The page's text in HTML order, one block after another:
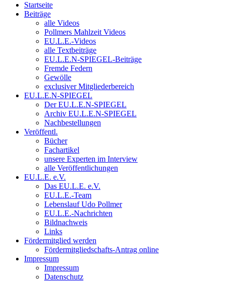
Startseite
Beiträge
alle Videos
Pollmers Mahlzeit Videos
EU.L.E.-Videos
alle Textbeiträge
EU.L.E.N-SPIEGEL-Beiträge
Fremde Federn
Gewölle
exclusiver Mitgliederbereich
EU.L.E.N-SPIEGEL
Der EU.L.E.N-SPIEGEL
Archiv EU.L.E.N-SPIEGEL
Nachbestellungen
Veröffentl.
Bücher
Fachartikel
unsere Experten im Interview
alle Veröffentlichungen
EU.L.E. e.V.
Das EU.L.E. e.V.
EU.L.E.-Team
Lebenslauf Udo Pollmer
EU.L.E.-Nachrichten
Bildnachweis
Links
Fördermitglied werden
Fördermitgliedschafts-Antrag online
Impressum
Impressum
Datenschutz